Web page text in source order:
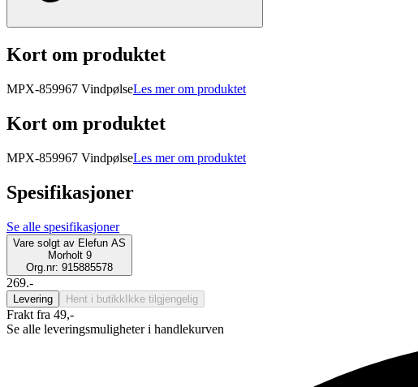
Kort om produktet
MPX-859967 VindpølseLes mer om produktet
Kort om produktet
MPX-859967 VindpølseLes mer om produktet
Spesifikasjoner
Se alle spesifikasjoner
Vare solgt av Elefun AS
Morholt 9
Org.nr: 915885578
269.-
Levering Hent i butikk Ikke tilgjengelig
Frakt fra 49,-
Se alle leveringsmuligheter i handlekurven